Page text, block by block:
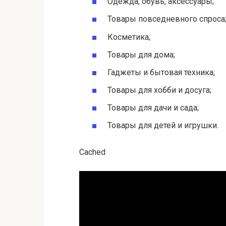
Товары повседневного спроса;
Косметика;
Товары для дома;
Гаджеты и бытовая техника;
Товары для хобби и досуга;
Товары для дачи и сада;
Товары для детей и игрушки.
Cached